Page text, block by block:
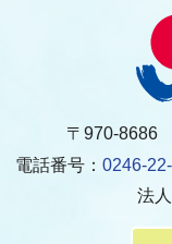
〒970-8686
電話番号： 0246-
法